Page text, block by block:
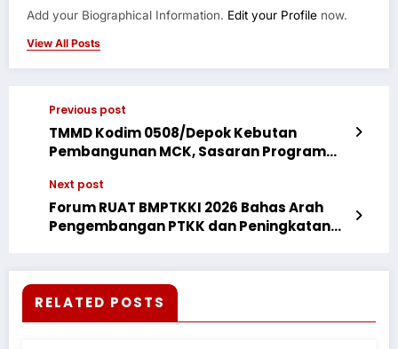
Add your Biographical Information. Edit your Profile now.
View All Posts
Previous post
TMMD Kodim 0508/Depok Kebutan
Pembangunan MCK, Sasaran Program
Next post
Forum RUAT BMPTKKI 2026 Bahas Arah
Pengembangan PTKK dan Peningkatan
RELATED POSTS